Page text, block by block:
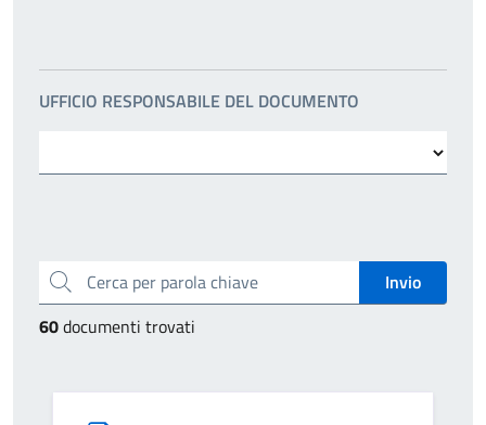
Cerca per parola chiave
60documenti trovati
UFFICIO RESPONSABILE DEL DOCUMENTO